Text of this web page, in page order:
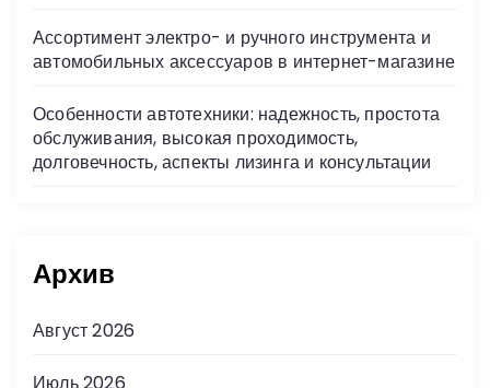
Ассортимент электро- и ручного инструмента и
автомобильных аксессуаров в интернет-магазине
Особенности автотехники: надежность, простота
обслуживания, высокая проходимость,
долговечность, аспекты лизинга и консультации
Архив
Август 2026